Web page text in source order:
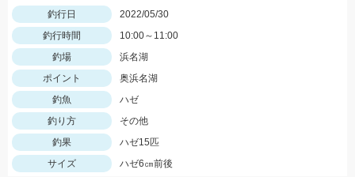
釣行日
2022/05/30
釣行時間
10:00～11:00
釣場
浜名湖
ポイント
奥浜名湖
釣魚
ハゼ
釣り方
その他
釣果
ハゼ15匹
サイズ
ハゼ6㎝前後